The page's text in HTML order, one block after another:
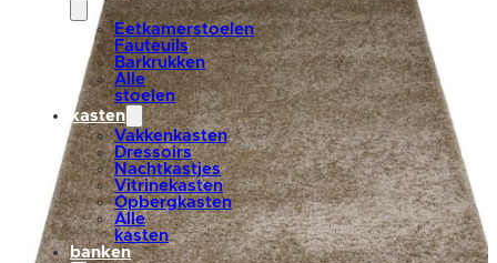
Eetkamerstoelen
Fauteuils
Barkrukken
Alle
stoelen
kasten
Vakkenkasten
Dressoirs
Nachtkastjes
Vitrinekasten
Opbergkasten
Alle
kasten
banken